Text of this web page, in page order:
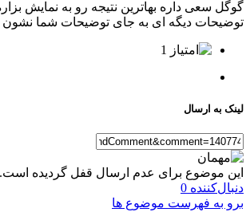
گوگل سعی داره بهاترین نتیجه رو به نمایش
توضیحات دیگه ای به جای توضیحات شما نشون
1
لینک به ارسال
این موضوع برای عدم ارسال قفل گردیده است.
دنبال‌کننده 0
برو به فهرست موضوع ها